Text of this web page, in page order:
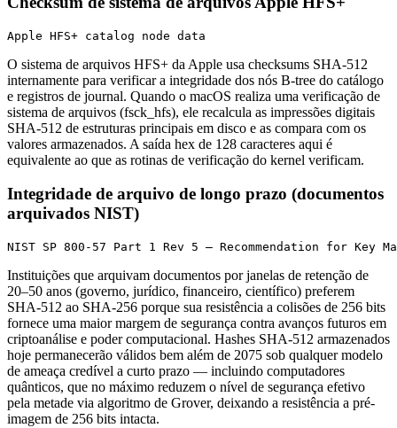
Apple HFS+ catalog node data
O sistema de arquivos HFS+ da Apple usa checksums SHA-512
internamente para verificar a integridade dos nós B-tree do catálogo
e registros de journal. Quando o macOS realiza uma verificação de
sistema de arquivos (fsck_hfs), ele recalcula as impressões digitais
SHA-512 de estruturas principais em disco e as compara com os
valores armazenados. A saída hex de 128 caracteres aqui é
equivalente ao que as rotinas de verificação do kernel verificam.
Integridade de arquivo de longo prazo (documentos
arquivados NIST)
NIST SP 800-57 Part 1 Rev 5 — Recommendation for Key
Instituições que arquivam documentos por janelas de retenção de
20–50 anos (governo, jurídico, financeiro, científico) preferem
SHA-512 ao SHA-256 porque sua resistência a colisões de 256 bits
fornece uma maior margem de segurança contra avanços futuros em
criptoanálise e poder computacional. Hashes SHA-512 armazenados
hoje permanecerão válidos bem além de 2075 sob qualquer modelo
de ameaça credível a curto prazo — incluindo computadores
quânticos, que no máximo reduzem o nível de segurança efetivo
pela metade via algoritmo de Grover, deixando a resistência a pré-
imagem de 256 bits intacta.